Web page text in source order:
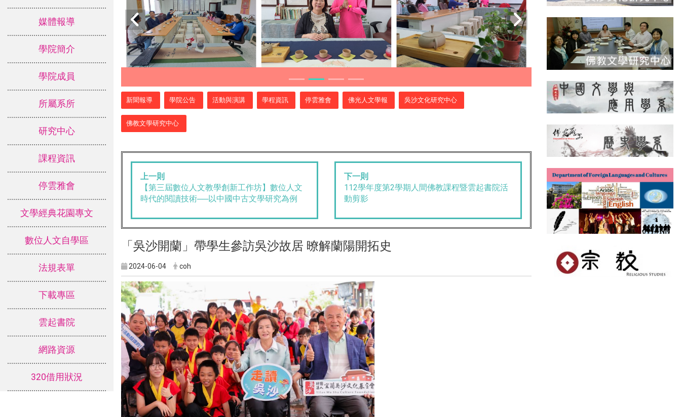
媒體報導
學院簡介
學院成員
所屬系所
研究中心
課程資訊
停雲雅會
文學經典花園專文
數位人文自學區
法規表單
下載專區
雲起書院
網路資源
320借用狀況
新聞報導 學院公告 活動與演講 學程資訊 停雲雅會 佛光人文學報 吳沙文化研究中心
佛教文學研究中心
上一則
【第三屆數位人文教學創新工作坊】數位人文
時代的閱讀技術──以中國中古文學研究為例
下一則
112學年度第2學期人間佛教課程暨雲起書院活
動剪影
「吳沙開蘭」帶學生參訪吳沙故居 暸解蘭陽開拓史
2024-06-04 coh